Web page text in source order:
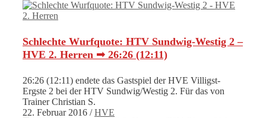
Schlechte Wurfquote: HTV Sundwig-Westig 2 –
HVE 2. Herren ➟ 26:26 (12:11)
26:26 (12:11) endete das Gastspiel der HVE Villigst-
Ergste 2 bei der HTV Sundwig/Westig 2. Für das von
Trainer Christian S.
22. Februar 2016 /HVE